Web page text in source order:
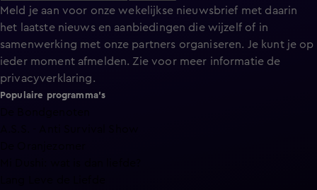
Meld je aan voor onze wekelijkse nieuwsbrief met daarin
het laatste nieuws en aanbiedingen die wijzelf of in
samenwerking met onze partners organiseren. Je kunt je op
ieder moment afmelden. Zie voor meer informatie de
privacyverklaring.
Populaire programma's